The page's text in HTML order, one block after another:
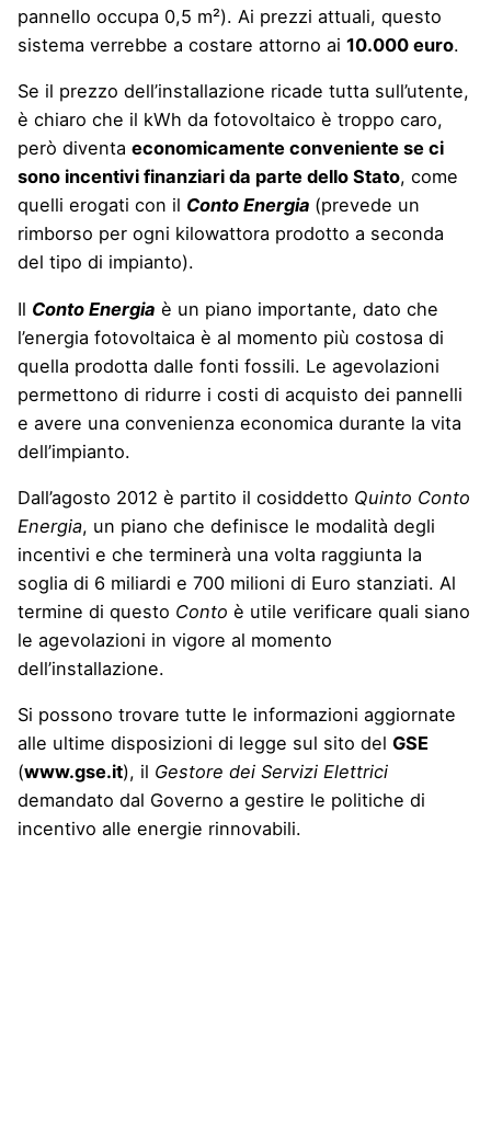
pannello occupa 0,5 m²). Ai prezzi attuali, questo
sistema verrebbe a costare attorno ai 10.000 euro.
Se il prezzo dell’installazione ricade tutta sull’utente,
è chiaro che il kWh da fotovoltaico è troppo caro,
però diventa economicamente conveniente se ci
sono incentivi finanziari da parte dello Stato, come
quelli erogati con il Conto Energia (prevede un
rimborso per ogni kilowattora prodotto a seconda
del tipo di impianto).
Il Conto Energia è un piano importante, dato che
l’energia fotovoltaica è al momento più costosa di
quella prodotta dalle fonti fossili. Le agevolazioni
permettono di ridurre i costi di acquisto dei pannelli
e avere una convenienza economica durante la vita
dell’impianto.
Dall’agosto 2012 è partito il cosiddetto Quinto Conto
Energia, un piano che definisce le modalità degli
incentivi e che terminerà una volta raggiunta la
soglia di 6 miliardi e 700 milioni di Euro stanziati. Al
termine di questo Conto è utile verificare quali siano
le agevolazioni in vigore al momento
dell’installazione.
Si possono trovare tutte le informazioni aggiornate
alle ultime disposizioni di legge sul sito del GSE
(www.gse.it), il Gestore dei Servizi Elettrici
demandato dal Governo a gestire le politiche di
incentivo alle energie rinnovabili.